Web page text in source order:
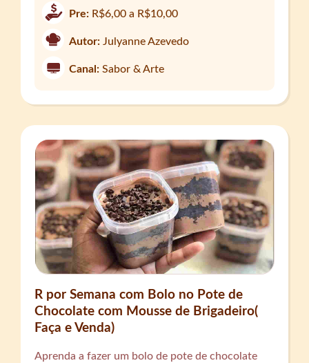
Pre: R$6,00 a R$10,00
Autor: Julyanne Azevedo
Canal: Sabor & Arte
R por Semana com Bolo no Pote de
Chocolate com Mousse de Brigadeiro(
Faça e Venda)
Aprenda a fazer um bolo de pote de chocolate